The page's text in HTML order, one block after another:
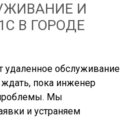
И
В ГОРОДЕ
удаленное обслуживание
ждать, пока инженер
Мы
и устраняем